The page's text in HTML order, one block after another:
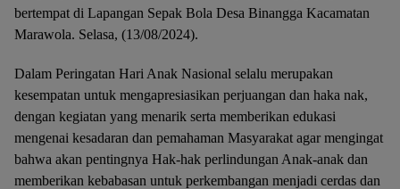
bertempat di Lapangan Sepak Bola Desa Binangga Kacamatan
Marawola. Selasa, (13/08/2024).
Dalam Peringatan Hari Anak Nasional selalu merupakan
kesempatan untuk mengapresiasikan perjuangan dan haka nak,
dengan kegiatan yang menarik serta memberikan edukasi
mengenai kesadaran dan pemahaman Masyarakat agar mengingat
bahwa akan pentingnya Hak-hak perlindungan Anak-anak dan
memberikan kebabasan untuk perkembangan menjadi cerdas dan